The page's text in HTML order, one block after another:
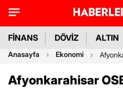
FİNANS DÖVİZ ALTIN
Anasayfa Ekonomi
Afyonkarahisar